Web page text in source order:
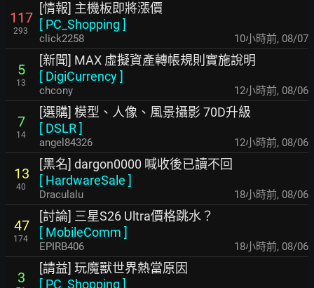
117
293
[情報] 主機板即將漲價
[ PC_Shopping ]
click2258 10小時前, 08/07
5
13
[新聞] MAX 虛擬資產轉帳規則實施說明
[ DigiCurrency]
chcony 12小時前, 08/06
7
14
[選購] 模型、人像、風景攝影 70D升級
[ DSLR]
angel84326 12小時前, 08/06
13
40
[黑名] dargon0000 喊收後已讀不回
[ HardwareSale ]
Draculalu 18小時前, 08/06
47
174
[討論] 三星S26 Ultra價格跳水？
[ MobileComm ]
EPIRB406 18小時前, 08/06
3
[請益] 玩魔獸世界熱當原因
[ PC_Shopping ]